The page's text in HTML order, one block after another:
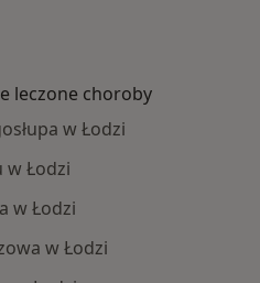
leczone choroby
w Łodzi
w Łodzi
w Łodzi
w Łodzi